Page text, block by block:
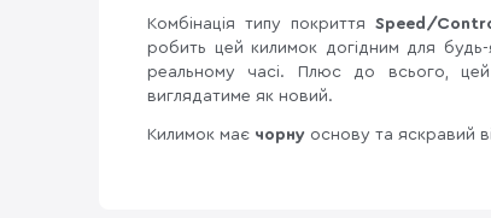
Комбінація типу покриття Speed/
робить цей килимок догідним для
реальному часі. Плюс до всього,
виглядатиме як новий.
Килимок має чорну основу та яскравий